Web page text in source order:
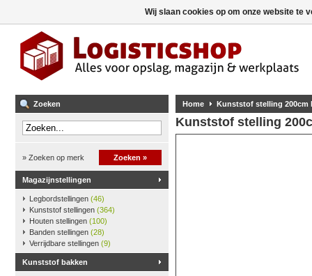
Zoeken
» Zoeken op merk Zoeken »
Magazijnstellingen
Legbordstellingen (46)
Kunststof stellingen (364)
Houten stellingen (100)
Banden stellingen (28)
Verrijdbare stellingen (9)
Kunststof bakken
Home Kunststof stelling 200cm
Kunststof stelling
Wij slaan cookies op om onze website te